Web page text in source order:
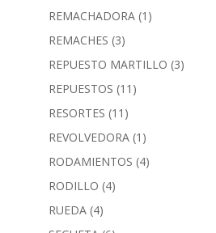
REMACHADORA (1)
REMACHES (3)
REPUESTO MARTILLO (3)
REPUESTOS (11)
RESORTES (11)
REVOLVEDORA (1)
RODAMIENTOS (4)
RODILLO (4)
RUEDA (4)